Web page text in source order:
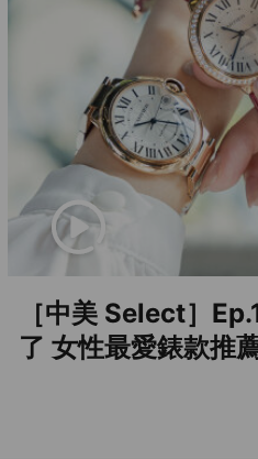
［中美 Select］
了 女性最愛錶款推